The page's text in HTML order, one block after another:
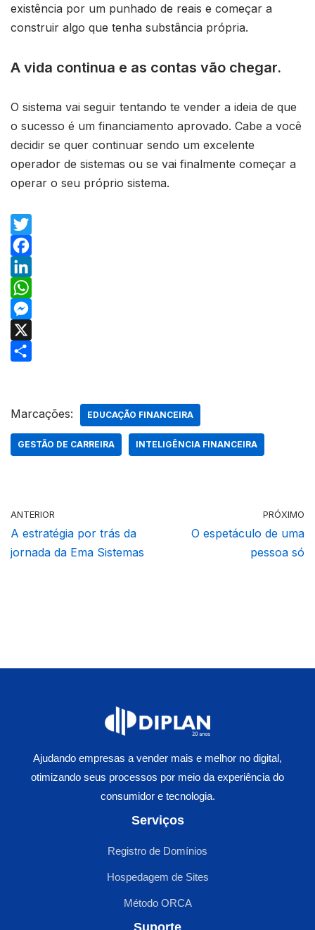
existência por um punhado de reais e começar a
construir algo que tenha substância própria.
A vida continua e as contas vão chegar.
O sistema vai seguir tentando te vender a ideia de que
o sucesso é um financiamento aprovado. Cabe a você
decidir se quer continuar sendo um excelente
operador de sistemas ou se vai finalmente começar a
operar o seu próprio sistema.
T
w
t
e
F
a
c
e
b
k
L
n
k
I
n
W
h
a
A
p
p
M
e
e
n
g
X
a
r
e
Marcações: EDUCAÇÃO FINANCEIRA
GESTÃO DE CARREIRA INTELIGÊNCIA FINANCEIRA
ANTERIOR
A estratégia por trás da
jornada da Ema Sistemas
PRÓXIMO
O espetáculo de uma
pessoa só
Ajudando empresas a vender mais e melhor no digital,
otimizando seus processos por meio da experiência do
consumidor e tecnologia.
Serviços
Registro de Domínios
Hospedagem de Sites
Método ORCA
Suporte